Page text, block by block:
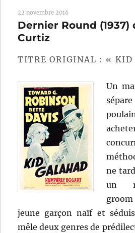
22 novembre 2016
Dernier Round (1937)
Curtiz
TITRE ORIGINAL : « KID
Un
ne
un
jeune garçon naïf et
mêle deux genres de